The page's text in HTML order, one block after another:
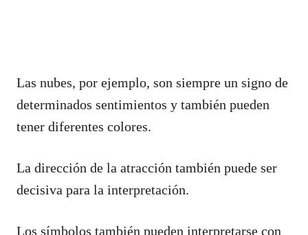
Las nubes, por ejemplo, son siempre un signo de
determinados sentimientos y también pueden
tener diferentes colores.
La dirección de la atracción también puede ser
decisiva para la interpretación.
Los símbolos también pueden interpretarse con